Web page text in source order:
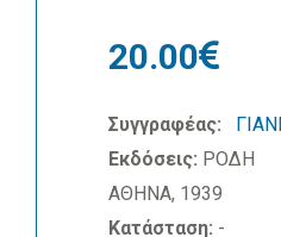
20.00
Συγγραφέας:
Εκδόσεις: ΡΟΔΗ
ΑΘΗΝΑ, 1939
Κατάσταση: -